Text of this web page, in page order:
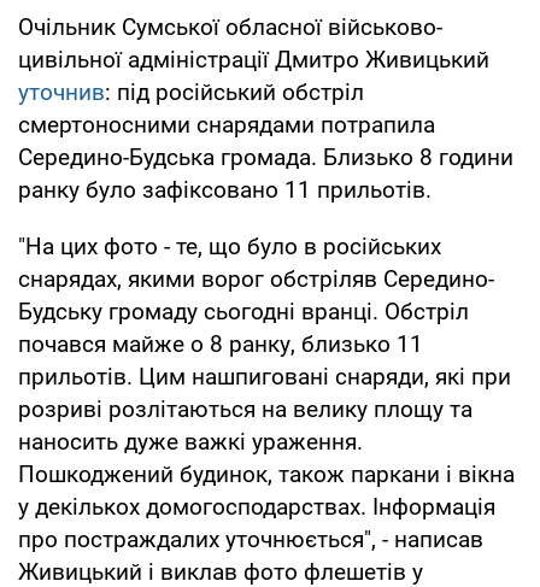
Очільник Сумської обласної військово-
цивільної адміністрації Дмитро Живицький
уточнив: під російський обстріл
смертоносними снарядами потрапила
Середино-Будська громада. Близько 8 години
ранку було зафіксовано 11 прильотів.
"На цих фото - те, що було в російських
снарядах, якими ворог обстріляв Середино-
Будську громаду сьогодні вранці. Обстріл
почався майже о 8 ранку, близько 11
прильотів. Цим нашпиговані снаряди, які при
розриві розлітаються на велику площу та
наносить дуже важкі ураження.
Пошкоджений будинок, також паркани і вікна
у декількох домогосподарствах. Інформація
про постраждалих уточнюється", - написав
Живицький і виклав фото флешетів у